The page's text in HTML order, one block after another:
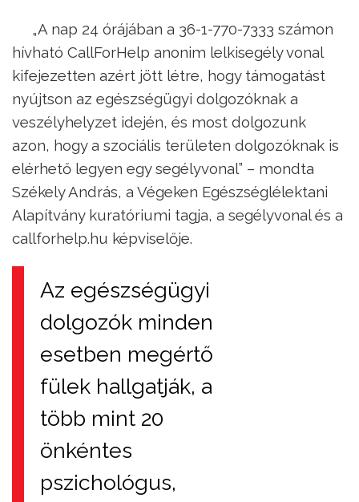
„A nap 24 órájában a 36-1-770-7333 számon
hívható CallForHelp anonim lelkisegély vonal
kifejezetten azért jött létre, hogy támogatást
nyújtson az egészségügyi dolgozóknak a
veszélyhelyzet idején, és most dolgozunk
azon, hogy a szociális területen dolgozóknak is
elérhető legyen egy segélyvonal” – mondta
Székely András, a Végeken Egészséglélektani
Alapítvány kuratóriumi tagja, a segélyvonal és a
callforhelp.hu képviselője.
Az egészségügyi
dolgozók minden
esetben megértő
fülek hallgatják, a
több mint 20
önkéntes
pszichológus,